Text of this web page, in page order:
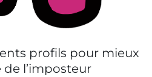
profils pour mieux
l’imposteur